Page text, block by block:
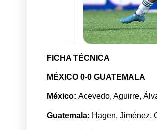
FICHA TÉCNICA
MÉXICO 0-0 GUATEMALA
México: Acevedo, Aguirre,
Guatemala: Hagen, Jiménez,